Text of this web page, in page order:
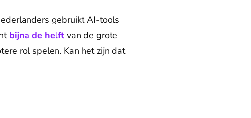
gebruikt AI-tools
bijna de helft van de grote
rol spelen. Kan het zijn dat